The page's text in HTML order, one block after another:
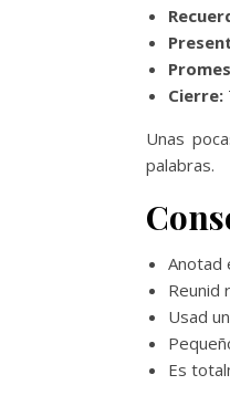
Cierre:
Unas
palabras.
Anotad
Reunid
Usad
Es